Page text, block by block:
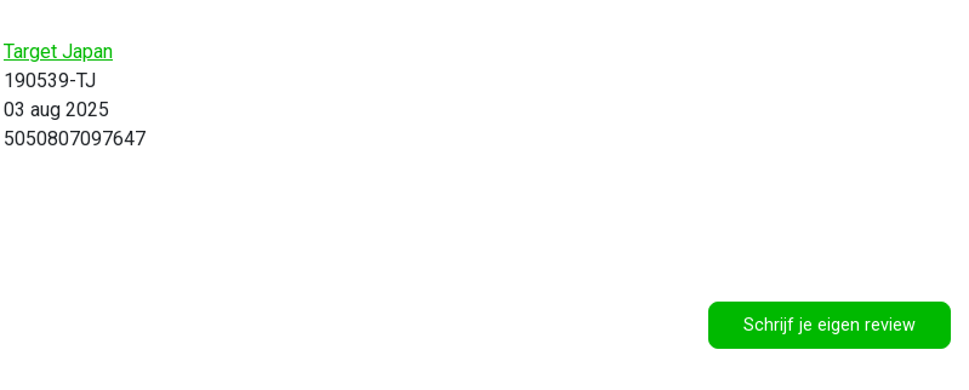
Target Japan
190539-TJ
03 aug 2025
5050807097647
Schrijf je eigen review